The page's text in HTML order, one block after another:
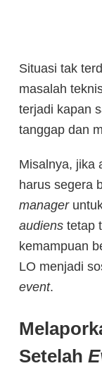
Situasi tak
masalah
terjadi kapan
tanggap dan
Misalnya, jika
harus segera
manager
audiens tetap
kemampuan
LO menjadi
event.
Setelah